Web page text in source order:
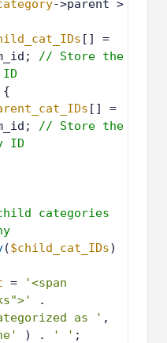
->parent >
// Store the
{
// Store the
ID
categories
($child_cat_IDs)
=
'<span
.
as '
) . ' ' ;